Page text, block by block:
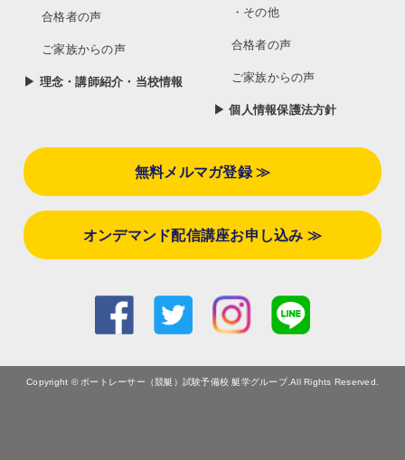
合格者の声
ご家族からの声
▶ 理念・講師紹介・当校情報
・その他
合格者の声
ご家族からの声
▶ 個人情報保護法方針
無料メルマガ登録 ≫
オンデマンド配信講座お申し込み ≫
Copyright © ボートレーサー（競艇）試験予備校 艇学グループ.All Rights Reserved.